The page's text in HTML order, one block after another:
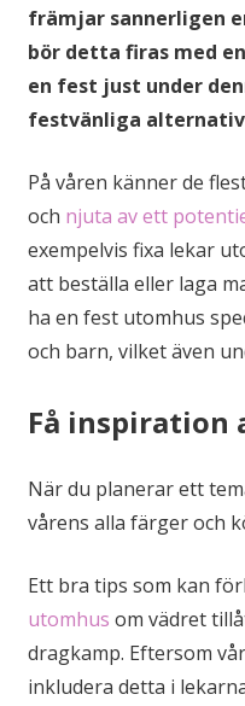
främjar sannerligen
bör detta firas med
en fest just under
festvänliga
På våren känner de
och njuta av ett
exempelvis fixa lekar
att beställa eller laga
ha en fest utomhus
och barn, vilket även
Få inspiration
När du planerar ett
vårens alla färger och
Ett bra tips som kan
utomhus om vädret
dragkamp. Eftersom
inkludera detta i